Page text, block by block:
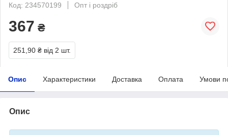
Код: 234570199
Опт і роздріб
367 ₴
251,90 ₴ від 2 шт.
Опис Характеристики Доставка Оплата Умови
Опис